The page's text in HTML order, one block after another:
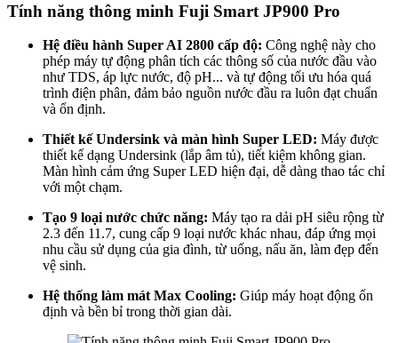
Tính năng thông minh Fuji Smart JP900 Pro
Hệ điều hành Super AI 2800 cấp độ: Công nghệ này cho
phép máy tự động phân tích các thông số của nước đầu vào
như TDS, áp lực nước, độ pH... và tự động tối ưu hóa quá
trình điện phân, đảm bảo nguồn nước đầu ra luôn đạt chuẩn
và ổn định.
Thiết kế Undersink và màn hình Super LED: Máy được
thiết kế dạng Undersink (lắp âm tủ), tiết kiệm không gian.
Màn hình cảm ứng Super LED hiện đại, dễ dàng thao tác chỉ
với một chạm.
Tạo 9 loại nước chức năng: Máy tạo ra dải pH siêu rộng từ
2.3 đến 11.7, cung cấp 9 loại nước khác nhau, đáp ứng mọi
nhu cầu sử dụng của gia đình, từ uống, nấu ăn, làm đẹp đến
vệ sinh.
Hệ thống làm mát Max Cooling: Giúp máy hoạt động ổn
định và bền bỉ trong thời gian dài.